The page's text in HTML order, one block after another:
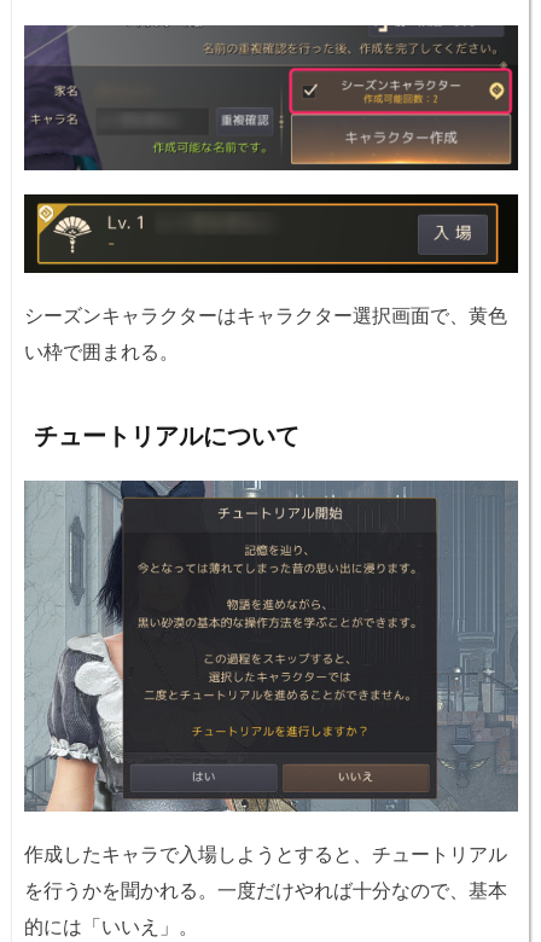
シーズンキャラクターはキャラクター選択画面で、黄色
い枠で囲まれる。
チュートリアルについて
作成したキャラで入場しようとすると、チュートリアル
を行うかを聞かれる。一度だけやれば十分なので、基本
的には「いいえ」。